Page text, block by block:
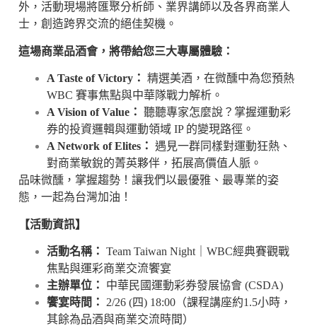
外，活動現場將匯聚分析師、業界講師以及各界商業人
士，創造跨界交流的絕佳契機。
這場商業品酒會，將帶給您三大專屬體驗：
A Taste of Victory ： 精選美酒，在微醺中為您預熱
WBC 賽事焦點與中華隊戰力解析。
A Vision of Value ： 聽聽專家怎麼說？掌握運動彩
券的投資邏輯與運動領域 IP 的變現路徑。
A Network of Elites ： 遇見一群同樣對運動狂熱、
對商業敏銳的菁英夥伴，拓展高價值人脈。
品味微醺，掌握趨勢！讓我們以最優雅、最專業的姿
態，一起為台灣加油！
【活動資訊】
活動名稱： Team Taiwan Night｜WBC經典賽觀戰
焦點與運彩商業交流饗宴
主辦單位：
中華民國運動彩券發展協會 (CSDA)
饗宴時間：
2/26 (四) 18:00（課程講座約1.5小時，
其餘為品酒與商業交流時間）